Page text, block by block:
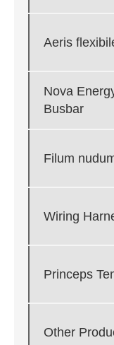
Aeris
Nova
Busbar
Filum
Wiring
Princeps
Other